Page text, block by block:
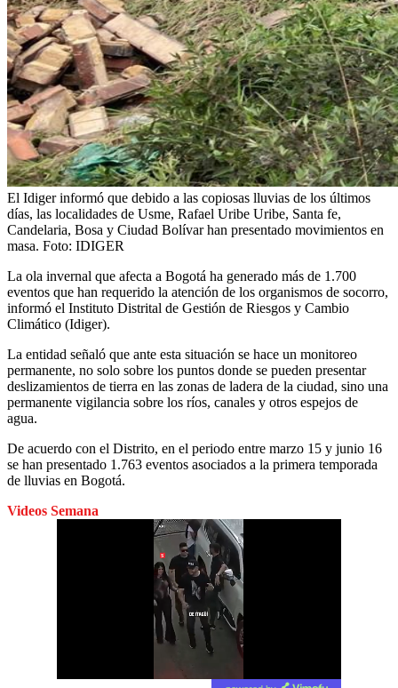
El Idiger informó que debido a las copiosas lluvias de los últimos
días, las localidades de Usme, Rafael Uribe Uribe, Santa fe,
Candelaria, Bosa y Ciudad Bolívar han presentado movimientos en
masa. Foto: IDIGER
La ola invernal que afecta a Bogotá ha generado más de 1.700
eventos que han requerido la atención de los organismos de socorro,
informó el Instituto Distrital de Gestión de Riesgos y Cambio
Climático (Idiger).
La entidad señaló que ante esta situación se hace un monitoreo
permanente, no solo sobre los puntos donde se pueden presentar
deslizamientos de tierra en las zonas de ladera de la ciudad, sino una
permanente vigilancia sobre los ríos, canales y otros espejos de
agua.
De acuerdo con el Distrito, en el periodo entre marzo 15 y junio 16
se han presentado 1.763 eventos asociados a la primera temporada
de lluvias en Bogotá.
Videos Semana